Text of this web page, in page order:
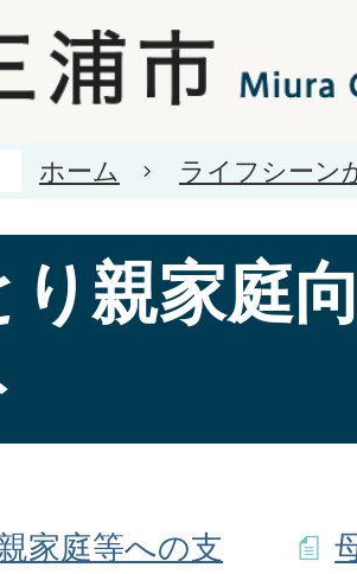
ホーム ライフシーン
り親家庭
家庭等への支